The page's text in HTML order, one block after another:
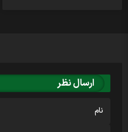
ارسال نظر